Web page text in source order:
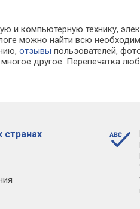
и компьютерную технику,
можно найти всю
отзывы пользователей,
другое. Перепечатка
странах